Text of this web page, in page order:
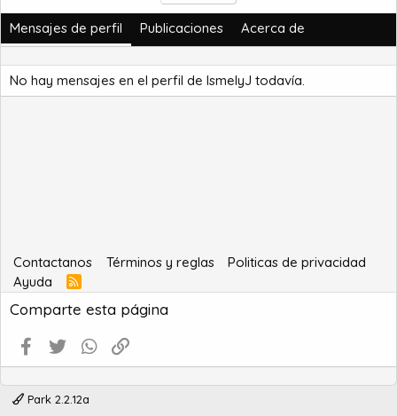
Mensajes de perfil Publicaciones Acerca de
No hay mensajes en el perfil de IsmelyJ todavía.
Contactanos Términos y reglas
Politicas de privacidad
Ayuda
R
S
S
Comparte esta página
Facebook
Twitter WhatsApp
Park 2.2.12a